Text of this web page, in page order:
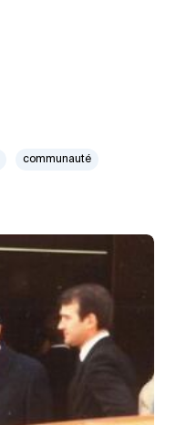
communauté